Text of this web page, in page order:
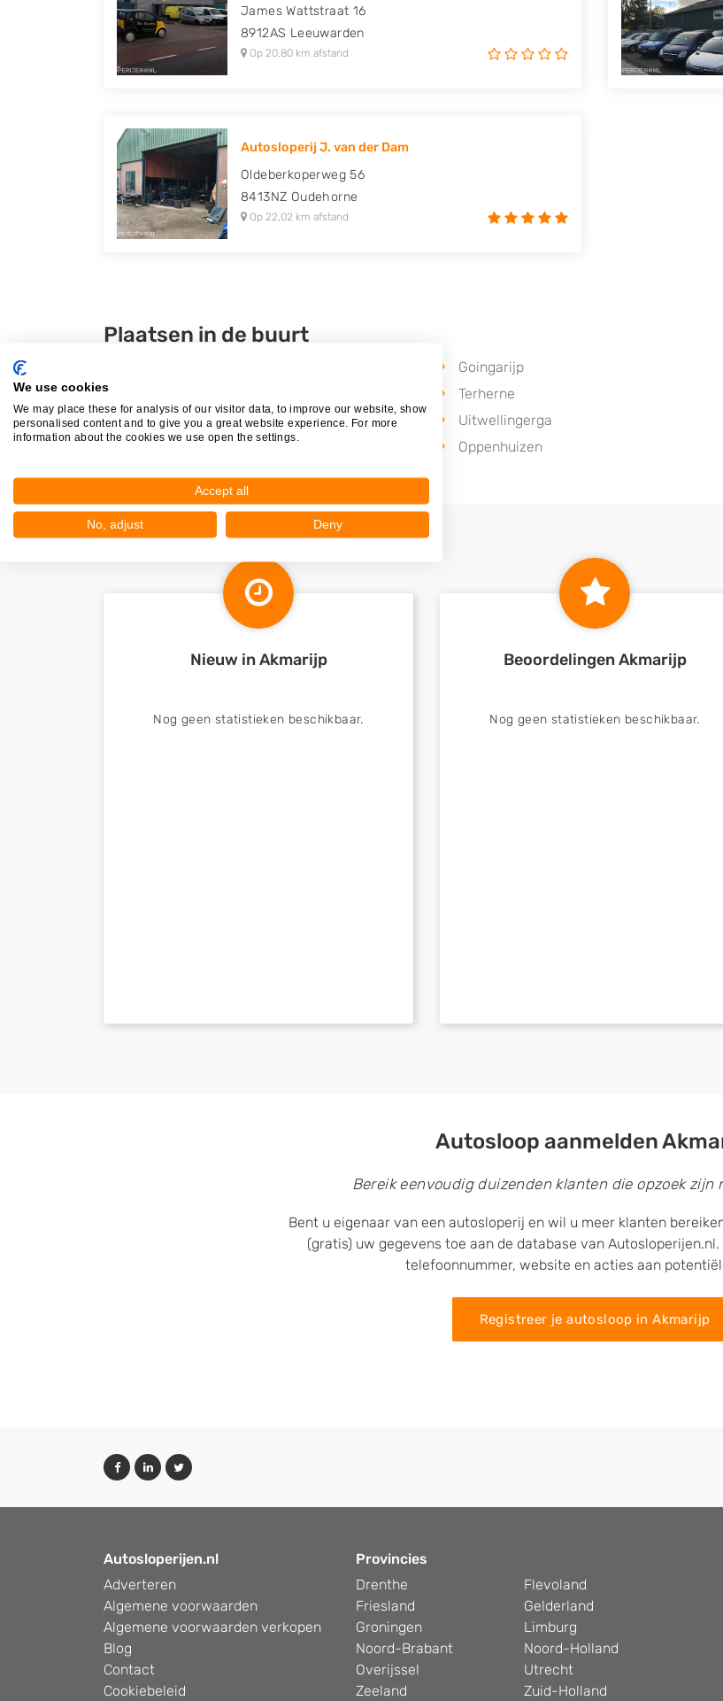
James Wattstraat 16
8912AS Leeuwarden
Op 20,80 km afstand
Autosloperij J. van der Dam
Oldeberkoperweg 56
8413NZ Oudehorne
Op 22,02 km afstand
Plaatsen in de buurt
Goingarijp
Terherne
Vegelinsoord
Uitwellingerga
Boornzwaag
Oppenhuizen
Nieuw in Akmarijp
Nog geen statistieken beschikbaar.
Beoordelingen Akmarijp
Nog geen statistieken beschikbaar.
Autosloop aanmelden
Bereik eenvoudig duizenden klanten die opzoek zijn
Bent u eigenaar van een autosloperij en wil u meer klanten
(gratis) uw gegevens toe aan de database van Autosloperijen.nl.
telefoonnummer, website en acties aan
Registreer je autosloop in Akmarijp
Autosloperijen.nl
Adverteren
Algemene voorwaarden
Algemene voorwaarden verkopen
Blog
Contact
Cookiebeleid
Provincies
Drenthe
Flevoland
Friesland
Gelderland
Groningen
Limburg
Noord-Brabant
Noord-Holland
Overijssel
Utrecht
Zeeland
Zuid-Holland
We use cookies
We may place these for analysis of our visitor data, to improve our website, show
personalised content and to give you a great website experience. For more
information about the cookies we use open the settings.
Accept all
No, adjust Deny